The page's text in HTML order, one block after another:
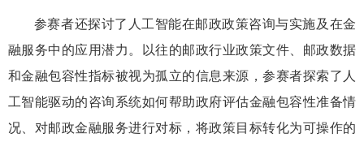
参赛者还探讨了人工智能在邮政政策咨询与实施及在金
融服务中的应用潜力。以往的邮政行业政策文件、邮政数据
和金融包容性指标被视为孤立的信息来源，参赛者探索了人
工智能驱动的咨询系统如何帮助政府评估金融包容性准备情
况、对邮政金融服务进行对标，将政策目标转化为可操作的